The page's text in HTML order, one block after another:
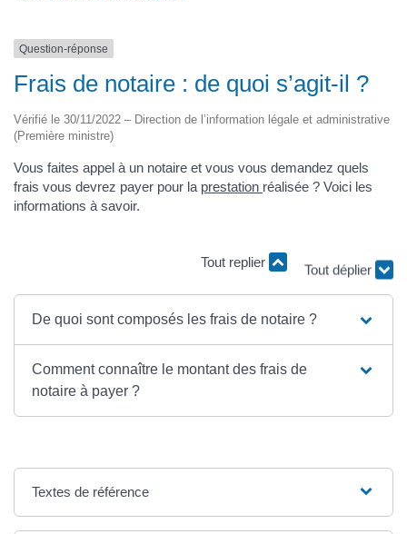
Question-réponse
Frais de notaire : de quoi s’agit-il ?
Vérifié le 30/11/2022 – Direction de l’information légale et administrative
(Première ministre)
Vous faites appel à un notaire et vous vous demandez quels
frais vous devrez payer pour la prestation réalisée ? Voici les
informations à savoir.
Tout replier
Tout déplier
De quoi sont composés les frais de notaire ?
Comment connaître le montant des frais de
notaire à payer ?
Textes de référence